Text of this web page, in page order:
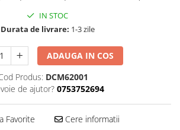
de
IN STOC
Durata de livrare: 1-3 zile
ADAUGA IN COS
Produs: DCM62001
de ajutor? 0753752694
Favorite Cere informatii